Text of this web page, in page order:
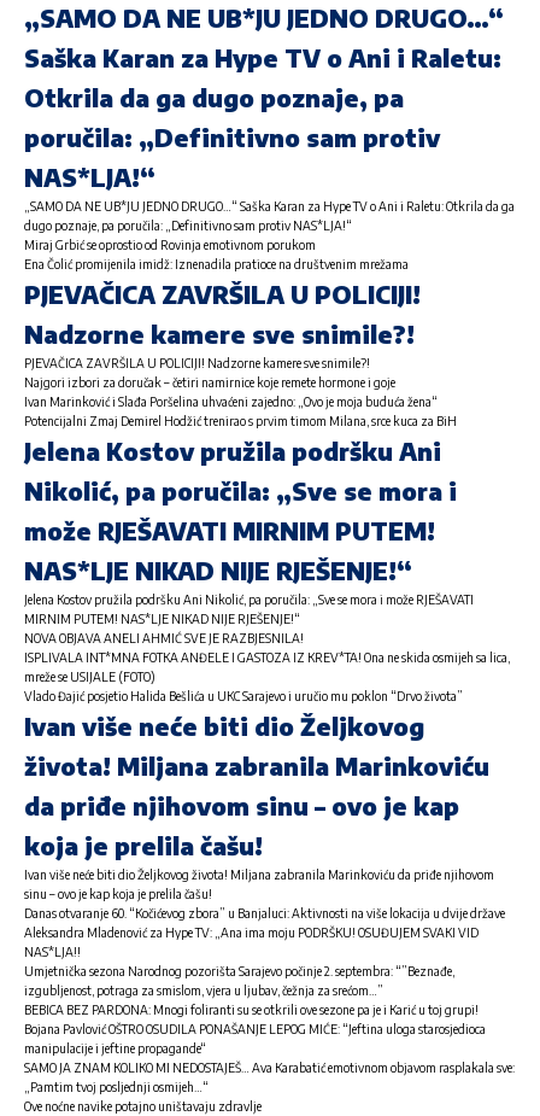
„SAMO DA NE UB*JU JEDNO DRUGO…“
Saška Karan za Hype TV o Ani i Raletu:
Otkrila da ga dugo poznaje, pa
poručila: „Definitivno sam protiv
NAS*LJA!“
„SAMO DA NE UB*JU JEDNO DRUGO…“ Saška Karan za Hype TV o Ani i Raletu: Otkrila da ga
dugo poznaje, pa poručila: „Definitivno sam protiv NAS*LJA!“
Miraj Grbić se oprostio od Rovinja emotivnom porukom
Ena Čolić promijenila imidž: Iznenadila pratioce na društvenim mrežama
PJEVAČICA ZAVRŠILA U POLICIJI!
Nadzorne kamere sve snimile?!
PJEVAČICA ZAVRŠILA U POLICIJI! Nadzorne kamere sve snimile?!
Najgori izbori za doručak – četiri namirnice koje remete hormone i goje
Ivan Marinković i Slađa Poršelina uhvaćeni zajedno: „Ovo je moja buduća žena“
Potencijalni Zmaj Demirel Hodžić trenirao s prvim timom Milana, srce kuca za BiH
Jelena Kostov pružila podršku Ani
Nikolić, pa poručila: „Sve se mora i
može RJEŠAVATI MIRNIM PUTEM!
NAS*LJE NIKAD NIJE RJEŠENJE!“
Jelena Kostov pružila podršku Ani Nikolić, pa poručila: „Sve se mora i može RJEŠAVATI
MIRNIM PUTEM! NAS*LJE NIKAD NIJE RJEŠENJE!“
NOVA OBJAVA ANELI AHMIĆ SVE JE RAZBJESNILA!
ISPLIVALA INT*MNA FOTKA ANĐELE I GASTOZA IZ KREV*TA! Ona ne skida osmijeh sa lica,
mreže se USIJALE (FOTO)
Vlado Đajić posjetio Halida Bešlića u UKC Sarajevo i uručio mu poklon “Drvo života”
Ivan više neće biti dio Željkovog
života! Miljana zabranila Marinkoviću
da priđe njihovom sinu – ovo je kap
koja je prelila čašu!
Ivan više neće biti dio Željkovog života! Miljana zabranila Marinkoviću da priđe njihovom
sinu – ovo je kap koja je prelila čašu!
Danas otvaranje 60. “Kočićevog zbora” u Banjaluci: Aktivnosti na više lokacija u dvije države
Aleksandra Mladenović za Hype TV: „Ana ima moju PODRŠKU! OSUĐUJEM SVAKI VID
NAS*LJA!!
Umjetnička sezona Narodnog pozorišta Sarajevo počinje 2. septembra: “”Beznađe,
izgubljenost, potraga za smislom, vjera u ljubav, čežnja za srećom…”
BEBICA BEZ PARDONA: Mnogi foliranti su se otkrili ove sezone pa je i Karić u toj grupi!
Bojana Pavlović OŠTRO OSUDILA PONAŠANJE LEPOG MIĆE: “Jeftina uloga starosjedioca
manipulacije i jeftine propagande“
SAMO JA ZNAM KOLIKO MI NEDOSTAJEŠ… Ava Karabatić emotivnom objavom rasplakala sve:
„Pamtim tvoj posljednji osmijeh…“
Ove noćne navike potajno uništavaju zdravlje